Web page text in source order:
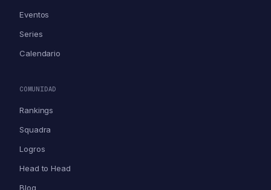
Eventos
Series
Calendario
COMUNIDAD
Rankings
Squadra
Logros
Head to Head
Blog